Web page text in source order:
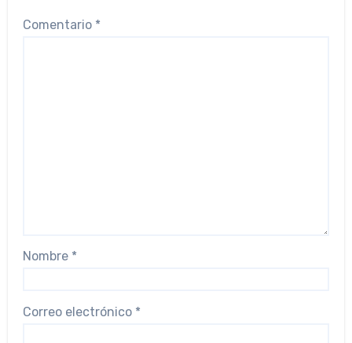
Comentario *
Nombre *
Correo electrónico *